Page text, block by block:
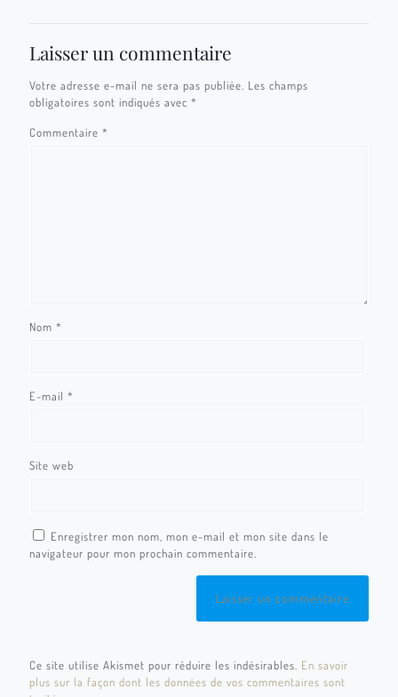
Laisser un commentaire
Votre adresse e-mail ne sera pas publiée. Les champs
obligatoires sont indiqués avec *
Commentaire *
Nom *
E-mail *
Site web
Enregistrer mon nom, mon e-mail et mon site dans le
navigateur pour mon prochain commentaire.
Ce site utilise Akismet pour réduire les indésirables. En savoir
plus sur la façon dont les données de vos commentaires sont